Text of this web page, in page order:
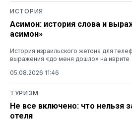
ИСТОРИЯ
Асимон: история слова и
асимон»
История израильского жетона для
выражения «до меня дошло» на иврите
05.08.2026 11:46
ТУРИЗМ
Не все включено: что нельзя
отеля